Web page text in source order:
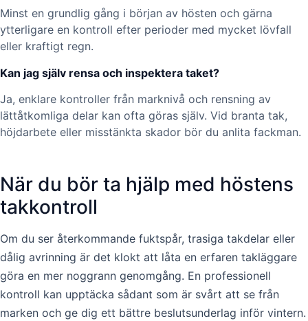
Minst en grundlig gång i början av hösten och gärna
ytterligare en kontroll efter perioder med mycket lövfall
eller kraftigt regn.
Kan jag själv rensa och inspektera taket?
Ja, enklare kontroller från marknivå och rensning av
lättåtkomliga delar kan ofta göras själv. Vid branta tak,
höjdarbete eller misstänkta skador bör du anlita fackman.
När du bör ta hjälp med höstens
takkontroll
Om du ser återkommande fuktspår, trasiga takdelar eller
dålig avrinning är det klokt att låta en erfaren takläggare
göra en mer noggrann genomgång. En professionell
kontroll kan upptäcka sådant som är svårt att se från
marken och ge dig ett bättre beslutsunderlag inför vintern.